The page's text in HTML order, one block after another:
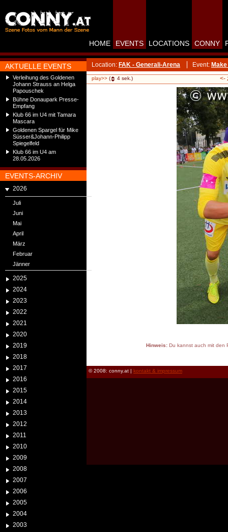
AKTUELLE EVENTS
Verleihung des Goldenen
Johann Strauss an Helga
Papouschek
Bühne Donaupark Presse-
Empfang
Klub 66 im U4 mit Tamara
Mascara
Goldenen Spargel für Mike
Süsser&Johann-Philipp
Spiegelfeld
Klub 66 im U4 am
28.05.2026
EVENTS-ARCHIV
2026
Juli
Juni
Mai
April
März
Februar
Jänner
2025
2024
2023
2022
2021
2020
2019
2018
2017
2016
2015
2014
2013
2012
2011
2010
2009
2008
2007
2006
2005
2004
2003
HOME EVENTS LOCATIONS CONNY
Location: FAK - Generali-Arena Event:
play>> ( 4 sek.) <-
Hinweis:Du kannst auch mit den
© 2008: conny.at | kontakt & impressum